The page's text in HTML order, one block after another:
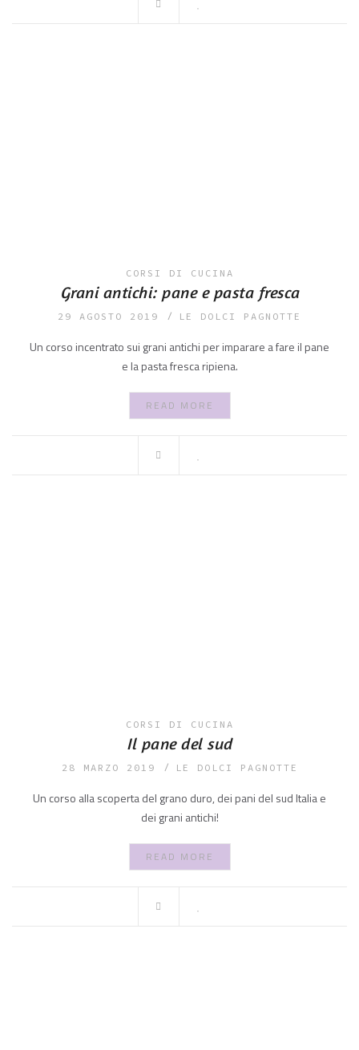
CORSI DI CUCINA
Grani antichi: pane e pasta fresca
29 AGOSTO 2019 LE DOLCI PAGNOTTE
Un corso incentrato sui grani antichi per imparare a fare il pane
e la pasta fresca ripiena.
READ MORE
CORSI DI CUCINA
Il pane del sud
28 MARZO 2019 LE DOLCI PAGNOTTE
Un corso alla scoperta del grano duro, dei pani del sud Italia e
dei grani antichi!
READ MORE